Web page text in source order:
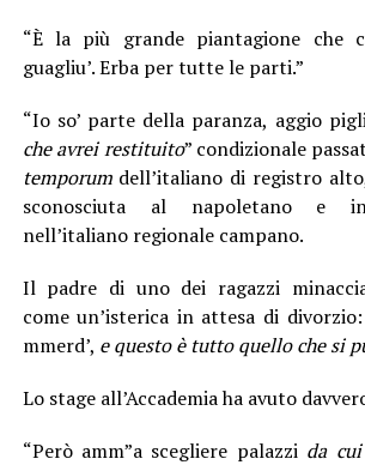
“È la più grande piantagione che
guagliu’. Erba per tutte le parti.”
“Io so’ parte della paranza, aggio
che avrei restituito” condizionale
temporumdell’italiano di registro
sconosciuta al napoletano e
nell’italiano regionale campano.
Il padre di uno dei ragazzi
come un’isterica in attesa di divorzio:
mmerd’, e questo è tutto quello che si
Lo stage all’Accademia ha avuto
“Però amm”a scegliere palazzi da cui